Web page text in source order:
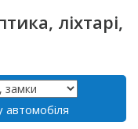
ліхтарі,
автомобіля